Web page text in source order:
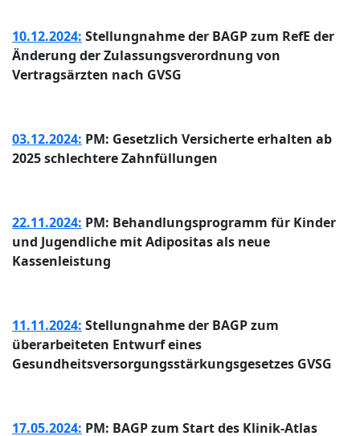
10.12.2024: Stellungnahme der BAGP zum RefE der
Änderung der Zulassungsverordnung von
Vertragsärzten nach GVSG
03.12.2024: PM: Gesetzlich Versicherte erhalten ab
2025 schlechtere Zahnfüllungen
22.11.2024: PM: Behandlungsprogramm für Kinder
und Jugendliche mit Adipositas als neue
Kassenleistung
11.11.2024: Stellungnahme der BAGP zum
überarbeiteten Entwurf eines
Gesundheitsversorgungsstärkungsgesetzes GVSG
17.05.2024: PM: BAGP zum Start des Klinik-Atlas